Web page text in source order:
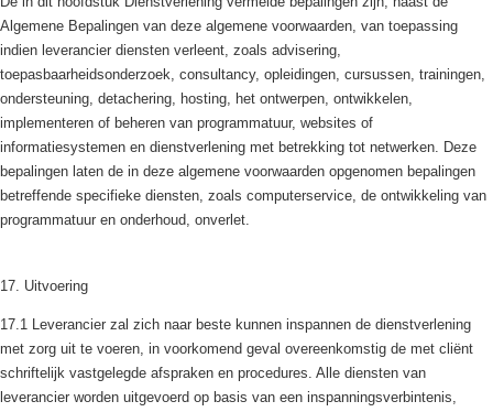
Algemene Bepalingen van deze algemene voorwaarden, van toepassing
indien leverancier diensten verleent, zoals advisering,
toepasbaarheidsonderzoek, consultancy, opleidingen, cursussen, trainingen,
ondersteuning, detachering, hosting, het ontwerpen, ontwikkelen,
implementeren of beheren van programmatuur, websites of
informatiesystemen en dienstverlening met betrekking tot netwerken. Deze
bepalingen laten de in deze algemene voorwaarden opgenomen bepalingen
betreffende specifieke diensten, zoals computerservice, de ontwikkeling van
programmatuur en onderhoud, onverlet.
17. Uitvoering
17.1 Leverancier zal zich naar beste kunnen inspannen de dienstverlening
met zorg uit te voeren, in voorkomend geval overeenkomstig de met cliënt
schriftelijk vastgelegde afspraken en procedures. Alle diensten van
leverancier worden uitgevoerd op basis van een inspanningsverbintenis,